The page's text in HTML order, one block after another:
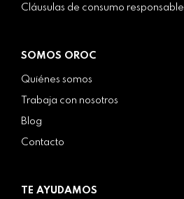
Cláusulas de consumo responsable
SOMOS OROC
Quiénes somos
Trabaja con nosotros
Blog
Contacto
TE AYUDAMOS